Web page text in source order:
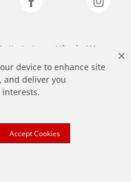
device to enhance site
and deliver you
Accept Cookies
là các thương hiệu của 3M.